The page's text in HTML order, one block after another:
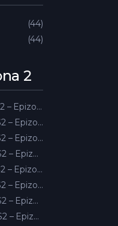
44
44
2
Žigosani u reketu S2 – Epizoda 01
Žigosani u reketu S2 – Epizoda 02
Žigosani u reketu S2 – Epizoda 03
Žigosani u reketu S2 – Epizoda 04
Žigosani u reketu S2 – Epizoda 05
Žigosani u reketu S2 – Epizoda 06
Žigosani u reketu S2 – Epizoda 07
Žigosani u reketu S2 – Epizoda 08